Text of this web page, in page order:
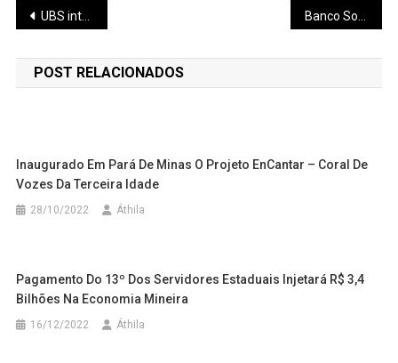
Navegação
de
Post
UBS interditada há mais de um ano no Seringueiras começa a ser reformada e containers que se tornarão unidade de saúde estão sendo instalados
POST RELACIONADOS
Inaugurado Em Pará De Minas O Projeto EnCantar – Coral De
Vozes Da Terceira Idade
28/10/2022 Áthila
Pagamento Do 13º Dos Servidores Estaduais Injetará R$ 3,4
Bilhões Na Economia Mineira
16/12/2022 Áthila